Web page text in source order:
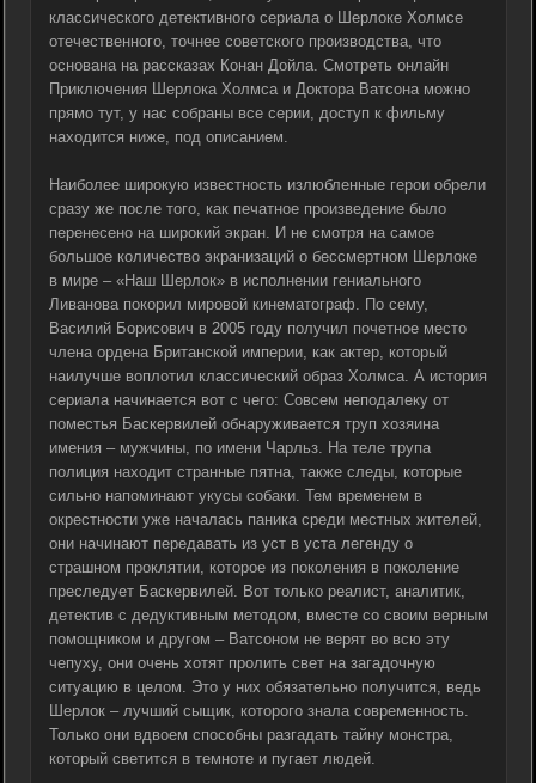
классического детективного сериала о Шерлоке Холмсе
отечественного, точнее советского производства, что
основана на рассказах Конан Дойла. Смотреть онлайн
Приключения Шерлока Холмса и Доктора Ватсона можно
прямо тут, у нас собраны все серии, доступ к фильму
находится ниже, под описанием.
Наиболее широкую известность излюбленные герои обрели
сразу же после того, как печатное произведение было
перенесено на широкий экран. И не смотря на самое
большое количество экранизаций о бессмертном Шерлоке
в мире – «Наш Шерлок» в исполнении гениального
Ливанова покорил мировой кинематограф. По сему,
Василий Борисович в 2005 году получил почетное место
члена ордена Британской империи, как актер, который
наилучше воплотил классический образ Холмса. А история
сериала начинается вот с чего: Совсем неподалеку от
поместья Баскервилей обнаруживается труп хозяина
имения – мужчины, по имени Чарльз. На теле трупа
полиция находит странные пятна, также следы, которые
сильно напоминают укусы собаки. Тем временем в
окрестности уже началась паника среди местных жителей,
они начинают передавать из уст в уста легенду о
страшном проклятии, которое из поколения в поколение
преследует Баскервилей. Вот только реалист, аналитик,
детектив с дедуктивным методом, вместе со своим верным
помощником и другом – Ватсоном не верят во всю эту
чепуху, они очень хотят пролить свет на загадочную
ситуацию в целом. Это у них обязательно получится, ведь
Шерлок – лучший сыщик, которого знала современность.
Только они вдвоем способны разгадать тайну монстра,
который светится в темноте и пугает людей.